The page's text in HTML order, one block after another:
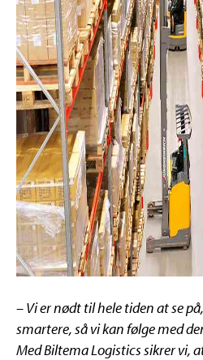
– Vi er nødt til hele tiden at se
smartere, så vi kan følge med
Med Biltema Logistics sikrer vi,